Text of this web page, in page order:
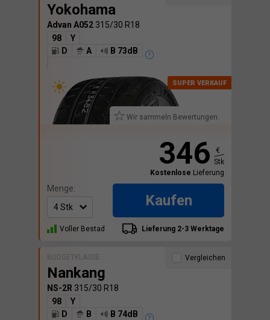
Yokohama
Advan A052 315/30 R18
98
Y
D
A B 73dB
Wir sammeln Bewertungen.
346
€
Stk
Kostenlose Lieferung
Menge:
Kaufen
Voller Bestad Lieferung 2-3 Werktage
BUDGETKLASSE
Nankang
NS-2R 315/30 R18
98
Y
D
B
B 74dB
Vergleichen